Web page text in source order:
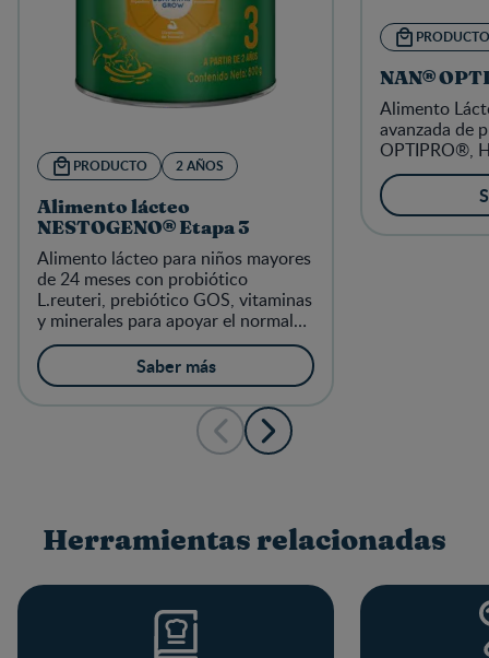
PRODUCTO 2 AÑOS
Alimento lácteo
NESTOGENO® Etapa 3
Alimento lácteo para niños mayores
de 24 meses con probiótico
L.reuteri, prebiótico GOS, vitaminas
y minerales para apoyar el normal
funcionamiento del sistema
digestivo, huesos y músculos.
Saber más
PRODUCTO
NAN®
Alimento
avanzada de
OPTIPRO®,
Herramientas relacionadas